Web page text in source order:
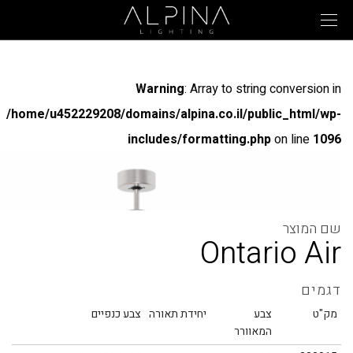
Warning: Array to string conversion in
/home/u452229208/domains/alpina.co.il/public_html/wp-
includes/formatting.phpon line 1096
Warning
/home/u452229208/domains/alpina.co.il/public_html/wp-
includes/formatting.php
on line1096
: Array to string conversion in
/home/u452229208/domains/alpina.co.il/public_html/wp-
includes/formatting.phpon line1096
Ontario Air
דגמים
מק"ט
צבע
המאוורר
יחידת תאורה צבע כנפיים